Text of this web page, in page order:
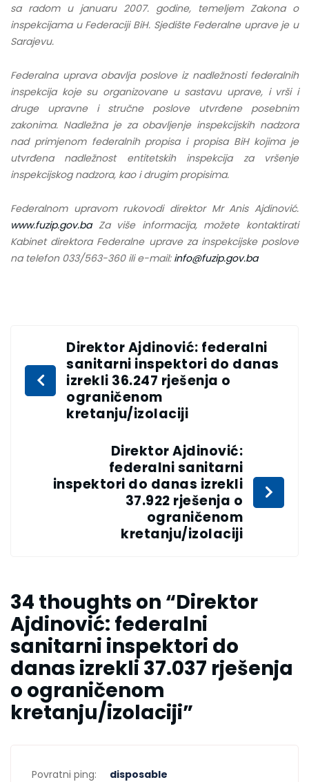
sa radom u januaru 2007. godine, temeljem Zakona o
inspekcijama u Federaciji BiH. Sjedište Federalne uprave je u
Sarajevu.
Federalna uprava obavlja poslove iz nadležnosti federalnih
inspekcija koje su organizovane u sastavu uprave, i vrši i
druge upravne i stručne poslove utvrđene posebnim
zakonima. Nadležna je za obavljenje inspekcijskih nadzora
nad primjenom federalnih propisa i propisa BiH kojima je
utvrđena nadležnost entitetskih inspekcija za vršenje
inspekcijskog nadzora, kao i drugim propisima.
Federalnom upravom rukovodi direktor Mr Anis Ajdinović.
www.fuzip.gov.ba Za više informacija, možete kontaktirati
Kabinet direktora Federalne uprave za inspekcijske poslove
na telefon 033/563-360 ili e-mail: info@fuzip.gov.ba
Direktor Ajdinović: federalni
sanitarni inspektori do danas
izrekli 36.247 rješenja o
ograničenom
kretanju/izolaciji
Direktor Ajdinović:
federalni sanitarni
inspektori do danas izrekli
37.922 rješenja o
ograničenom
kretanju/izolaciji
34 thoughts on “Direktor
Ajdinović: federalni
sanitarni inspektori do
danas izrekli 37.037 rješenja
o ograničenom
kretanju/izolaciji”
Povratni ping: disposable